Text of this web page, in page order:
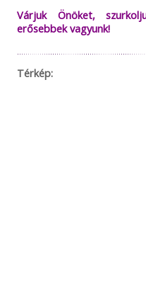
Várjuk Önöket,
erősebbek vagyunk!
Térkép: